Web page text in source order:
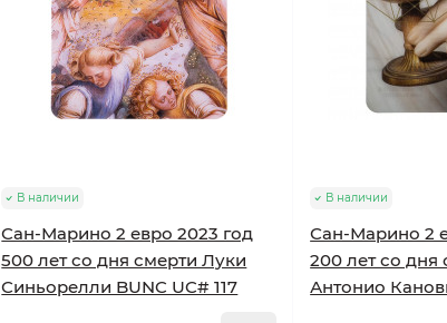
В наличии
Сан-Марино 2 евро 2023 год
500 лет со дня смерти Луки
Синьорелли BUNC UC# 117
В наличии
Сан-Марино 2
200 лет со дня
Антонио